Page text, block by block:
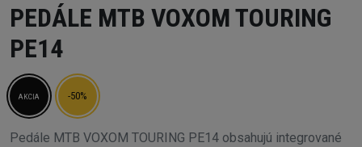
PEDÁLE MTB VOXOM TOURING
PE14
AKCIA -50%
Pedále MTB VOXOM TOURING PE14 obsahujú integrované